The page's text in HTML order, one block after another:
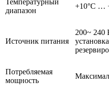
диапазон
+10°С …
Источник питания
200~ 240
Потребляемая
мощность